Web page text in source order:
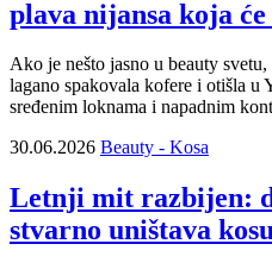
plava nijansa koja
Ako je nešto jasno u beauty
lagano spakovala kofere i otišla u
sređenim loknama i napadnim
30.06.2026 Beauty - Kosa
Letnji mit razbijen:
stvarno uništava